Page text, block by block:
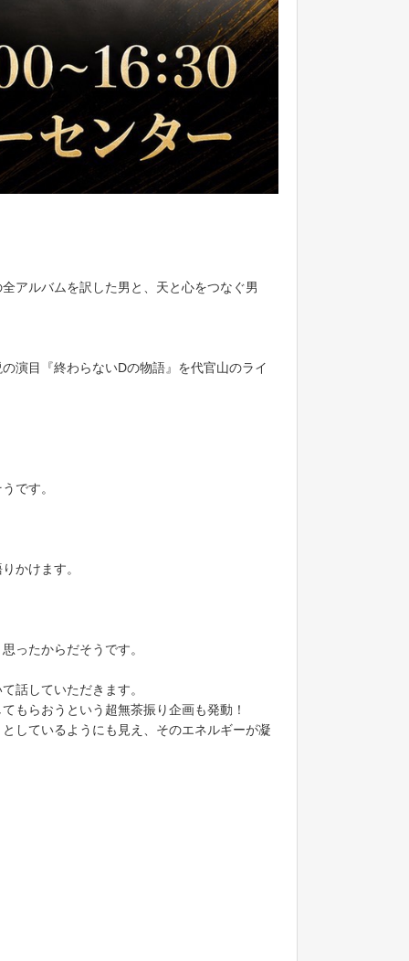
アルバムを訳した男と、天と心をつなぐ男
演目『終わらないDの物語』を代官山のライ
です。
かけます。
ったからだそうです。
話していただきます。
もらおうという超無茶振り企画も発動！
しているようにも見え、そのエネルギーが凝